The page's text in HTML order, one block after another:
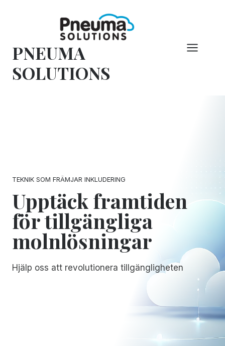
PNEUMA
SOLUTIONS
TEKNIK SOM FRÄMJAR INKLUDERING
Upptäck framtiden
för tillgängliga
molnlösningar
Hjälp oss att revolutionera tillgängligheten